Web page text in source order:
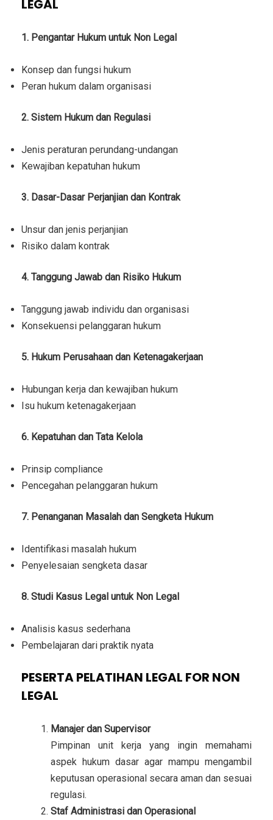
LEGAL
1. Pengantar Hukum untuk Non Legal
Konsep dan fungsi hukum
Peran hukum dalam organisasi
2. Sistem Hukum dan Regulasi
Jenis peraturan perundang-undangan
Kewajiban kepatuhan hukum
3. Dasar-Dasar Perjanjian dan Kontrak
Unsur dan jenis perjanjian
Risiko dalam kontrak
4. Tanggung Jawab dan Risiko Hukum
Tanggung jawab individu dan organisasi
Konsekuensi pelanggaran hukum
5. Hukum Perusahaan dan Ketenagakerjaan
Hubungan kerja dan kewajiban hukum
Isu hukum ketenagakerjaan
6. Kepatuhan dan Tata Kelola
Prinsip compliance
Pencegahan pelanggaran hukum
7. Penanganan Masalah dan Sengketa Hukum
Identifikasi masalah hukum
Penyelesaian sengketa dasar
8. Studi Kasus Legal untuk Non Legal
Analisis kasus sederhana
Pembelajaran dari praktik nyata
PESERTA PELATIHAN LEGAL FOR NON
LEGAL
Manajer dan Supervisor
Pimpinan unit kerja yang ingin memahami
aspek hukum dasar agar mampu mengambil
keputusan operasional secara aman dan sesuai
regulasi.
Staf Administrasi dan Operasional